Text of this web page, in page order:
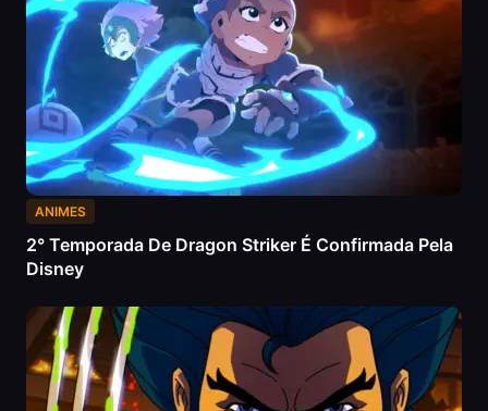
ANIMES
2° Temporada De Dragon Striker É Confirmada Pela
Disney